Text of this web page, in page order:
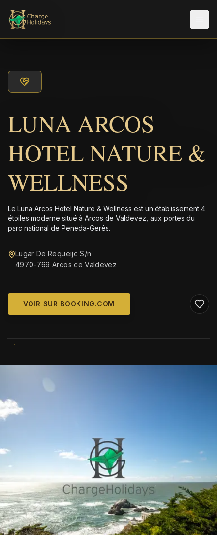
LUNA ARCOS
HOTEL NATURE &
WELLNESS
Le Luna Arcos Hotel Nature & Wellness est un établissement 4
étoiles moderne situé à Arcos de Valdevez, aux portes du
parc national de Peneda-Gerês.
Lugar De Requeijo S/n
4970-769 Arcos de Valdevez
VOIR SUR BOOKING.COM